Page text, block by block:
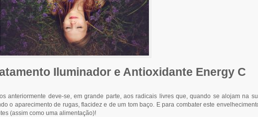
Iluminador e Antioxidante Energy C
anteriormente deve-se, em grande parte, aos radicais livres que, quando se alojam na
o aparecimento de rugas, flacidez e de um tom baço. E para combater este
(assim como uma alimentação)!